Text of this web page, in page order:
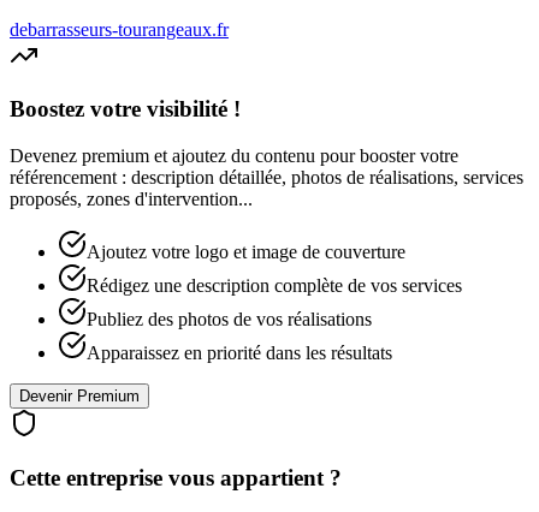
debarrasseurs-tourangeaux.fr
Boostez votre visibilité !
Devenez premium et ajoutez du contenu pour booster votre
référencement : description détaillée, photos de réalisations, services
proposés, zones d'intervention...
Ajoutez votre logo et image de couverture
Rédigez une description complète de vos services
Publiez des photos de vos réalisations
Apparaissez en priorité dans les résultats
Devenir Premium
Cette entreprise vous appartient ?